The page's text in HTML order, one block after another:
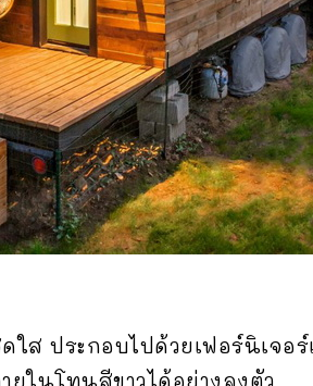
ส ประกอบไปด้วยเฟอร์นิเจอ
ในโทนสีขาวได้อย่างลงตัว